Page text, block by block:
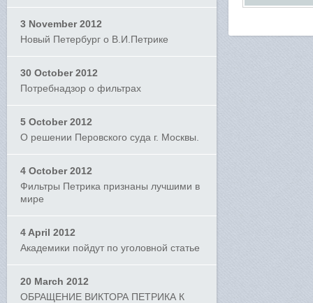
3 November 2012
Новый Петербург о В.И.Петрике
30 October 2012
Потребнадзор о фильтрах
5 October 2012
О решении Перовского суда г. Москвы.
4 October 2012
Фильтры Петрика признаны лучшими в
мире
4 April 2012
Академики пойдут по уголовной статье
20 March 2012
ОБРАЩЕНИЕ ВИКТОРА ПЕТРИКА К